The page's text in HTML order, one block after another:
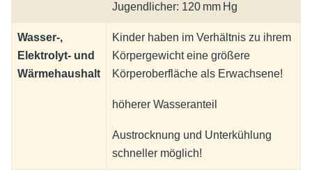
Jugendlicher: 120 mm Hg
Wasser-,
Elektrolyt- und
Wärmehaushalt
Kinder haben im Verhältnis zu ihrem
Körpergewicht eine größere
Körperoberfläche als Erwachsene!
höherer Wasseranteil
Austrocknung und Unterkühlung
schneller möglich!